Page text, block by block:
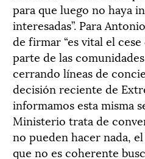
para que luego no haya
interesadas”. Para
de firmar “es vital el
parte de las
cerrando líneas de
decisión reciente de
informamos esta misma
Ministerio trata de
no pueden hacer nada,
que no es coherente